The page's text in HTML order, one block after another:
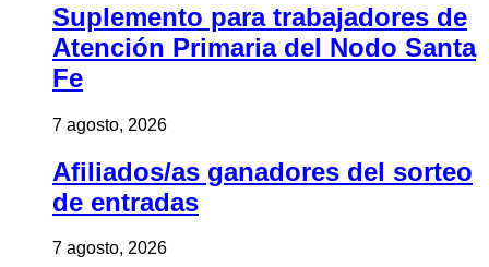
Suplemento para trabajadores de
Atención Primaria del Nodo Santa
Fe
7 agosto, 2026
Afiliados/as ganadores del sorteo
de entradas
7 agosto, 2026